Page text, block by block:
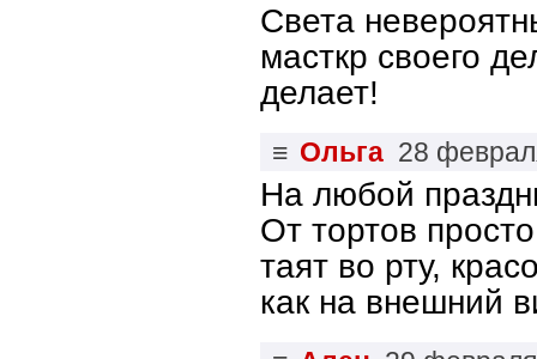
Света
масткр своего
делает!
≡ Ольга 28
На любой
От тортов
таят во рту,
как на внешний